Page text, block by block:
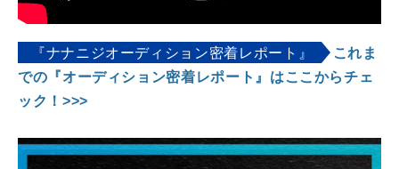
『ナナニジオーディション密着レポート』
これま
での『オーディション密着レポート』はここからチェ
ック！>>>